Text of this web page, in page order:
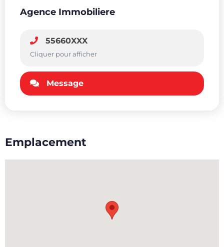
Agence Immobiliere
55660XXX
Cliquer pour afficher
Message
Emplacement